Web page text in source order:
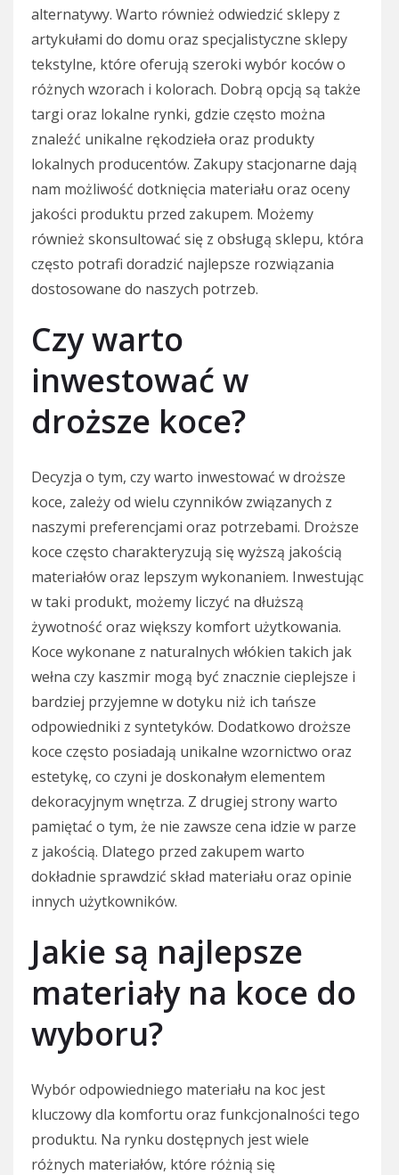
alternatywy. Warto również odwiedzić sklepy z
artykułami do domu oraz specjalistyczne sklepy
tekstylne, które oferują szeroki wybór koców o
różnych wzorach i kolorach. Dobrą opcją są także
targi oraz lokalne rynki, gdzie często można
znaleźć unikalne rękodzieła oraz produkty
lokalnych producentów. Zakupy stacjonarne dają
nam możliwość dotknięcia materiału oraz oceny
jakości produktu przed zakupem. Możemy
również skonsultować się z obsługą sklepu, która
często potrafi doradzić najlepsze rozwiązania
dostosowane do naszych potrzeb.
Czy warto
inwestować w
droższe koce?
Decyzja o tym, czy warto inwestować w droższe
koce, zależy od wielu czynników związanych z
naszymi preferencjami oraz potrzebami. Droższe
koce często charakteryzują się wyższą jakością
materiałów oraz lepszym wykonaniem. Inwestując
w taki produkt, możemy liczyć na dłuższą
żywotność oraz większy komfort użytkowania.
Koce wykonane z naturalnych włókien takich jak
wełna czy kaszmir mogą być znacznie cieplejsze i
bardziej przyjemne w dotyku niż ich tańsze
odpowiedniki z syntetyków. Dodatkowo droższe
koce często posiadają unikalne wzornictwo oraz
estetykę, co czyni je doskonałym elementem
dekoracyjnym wnętrza. Z drugiej strony warto
pamiętać o tym, że nie zawsze cena idzie w parze
z jakością. Dlatego przed zakupem warto
dokładnie sprawdzić skład materiału oraz opinie
innych użytkowników.
Jakie są najlepsze
materiały na koce do
wyboru?
Wybór odpowiedniego materiału na koc jest
kluczowy dla komfortu oraz funkcjonalności tego
produktu. Na rynku dostępnych jest wiele
różnych materiałów, które różnią się